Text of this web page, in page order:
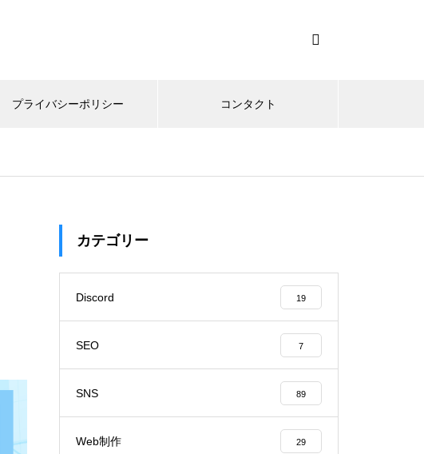
プライバシーポリシー コンタクト
カテゴリー
Discord 19
SEO 7
SNS 89
Web制作 29